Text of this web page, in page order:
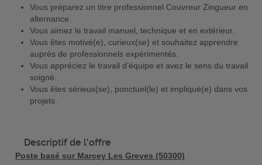
Vous préparez un titre professionnel Couvreur Zingueur en
alternance.
Vous aimez le travail manuel, technique et en extérieur.
Vous êtes motivé(e), curieux(se) et souhaitez apprendre
auprès de professionnels expérimentés.
Vous appréciez le travail d’équipe et avez le sens du travail
soigné.
Vous êtes sérieux(se), ponctuel(le) et impliqué(e) dans vos
projets.
Descriptif de l'offre
Poste basé sur Marcey Les Greves (50300)